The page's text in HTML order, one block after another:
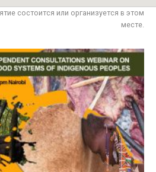
состоится или организуется в этом
месте.